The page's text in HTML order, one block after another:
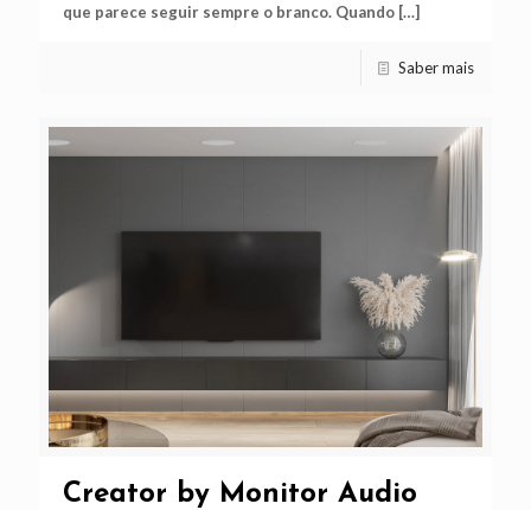
que parece seguir sempre o branco. Quando […]
Saber mais
Creator by Monitor Audio